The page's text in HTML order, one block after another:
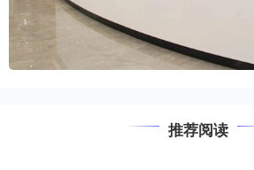
推荐阅读